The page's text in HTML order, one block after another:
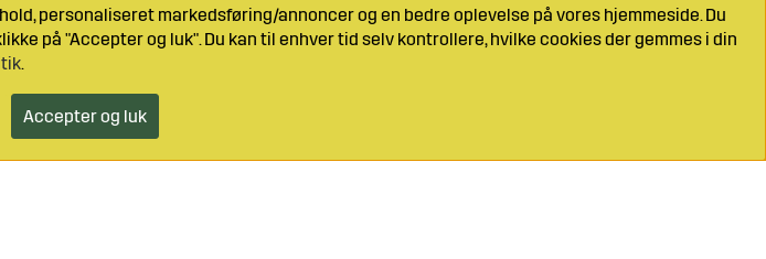
personaliseret markedsføring/annoncer og en bedre oplevelse på vores hjemmeside. Du
på "Accepter og luk". Du kan til enhver tid selv kontrollere, hvilke cookies der gemmes i din
.
Accepter og luk